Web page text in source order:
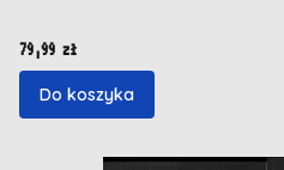
Cena
79,99 zł
Do koszyka